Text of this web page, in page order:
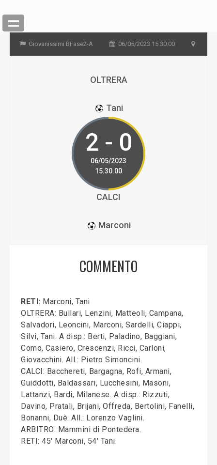
Giovanissimi BFase2-A 06/05/2023 15.30.00
OLTRERA
Tani
2 - 0
06/05/2023
15.30.00
CALCI
Marconi
COMMENTO
RETI: Marconi, Tani
OLTRERA: Bullari, Lenzini, Matteoli, Campana,
Salvadori, Leoncini, Marconi, Sardelli, Ciappi,
Silvi, Tani. A disp.: Berti, Paladino, Baggiani,
Como, Casiero, Crescenzi, Ricci, Carloni,
Giovacchini. All.: Pietro Simoncini.
CALCI: Bacchereti, Bargagna, Rofi, Armani,
Guiddotti, Baldassari, Lucchesini, Masoni,
Lattanzi, Bardi, Milanese. A disp.: Rizzuti,
Davino, Pratali, Brijani, Offreda, Bertolini, Fanelli,
Bonanni, Duè. All.: Lorenzo Vaglini.
ARBITRO: Mammini di Pontedera.
RETI: 45' Marconi, 54' Tani.